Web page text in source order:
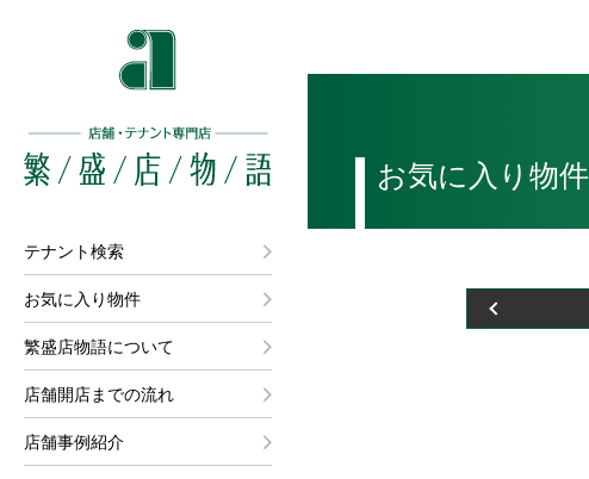
テナント検索
お気に入り物件
繁盛店物語について
店舗開店までの流れ
店舗事例紹介
お気に入り物件